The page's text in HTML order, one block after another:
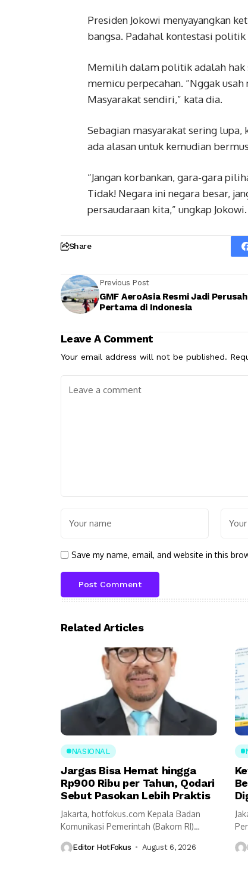
Presiden Jokowi menyayangkan
bangsa. Padahal kontestasi
Memilih dalam politik adalah hak
memicu perpecahan. “Nggak
Masyarakat sendiri,” kata dia.
Sebagian masyarakat sering lupa,
ada alasan untuk kemudian
“Jangan korbankan, gara-gara
Tidak! Negara ini negara besar,
persaudaraan kita,” ungkap
Share
Previous Post
GMF AeroAsia Resmi Jadi
Pertama di Indonesia
Leave A Comment
Your email address will not be published.
Save my name, email, and website in this
Related Articles
NASIONAL
Jargas Bisa Hemat hingga
Rp900 Ribu per Tahun, Qodari
Sebut Pasokan Lebih Praktis
Jakarta, hotfokus.com Kepala Badan
Komunikasi Pemerintah (Bakom RI)
sejumlah...
Editor HotFokus August 6, 2026